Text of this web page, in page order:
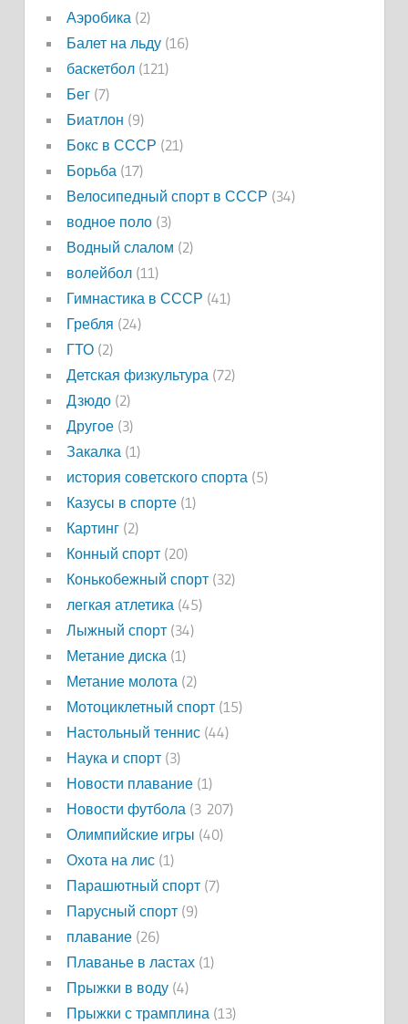
Аэробика(2)
Балет на льду(16)
баскетбол(121)
Бег(7)
Биатлон (9)
Бокс в СССР (21)
Борьба(17)
Велосипедный спорт в СССР (34)
водное поло(3)
Водный слалом (2)
волейбол(11)
Гимнастика в СССР (41)
Гребля (24)
ГТО(2)
Детская физкультура(72)
Дзюдо(2)
Другое(3)
Закалка(1)
история советского спорта(5)
Казусы в спорте(1)
Картинг(2)
Конный спорт(20)
Конькобежный спорт(32)
легкая атлетика(45)
Лыжный спорт(34)
Метание диска(1)
Метание молота(2)
Мотоциклетный спорт(15)
Настольный теннис(44)
Наука и спорт(3)
Новости плавание(1)
Новости футбола(3 207)
Олимпийские игры (40)
Охота на лис(1)
Парашютный спорт(7)
Парусный спорт(9)
плавание(26)
Плаванье в ластах(1)
Прыжки в воду(4)
Прыжки с трамплина(13)